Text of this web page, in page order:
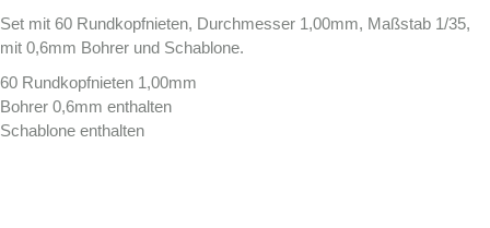
Set mit 60 Rundkopfnieten, Durchmesser 1,00mm, Maßstab 1/35,
mit 0,6mm Bohrer und Schablone.
60 Rundkopfnieten 1,00mm
Bohrer 0,6mm enthalten
Schablone enthalten